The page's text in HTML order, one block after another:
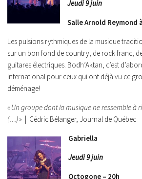
Jeudi 9 juin
Salle Arnold Reymond
Les pulsions rythmiques de la musique
sur un bon fond de country, de rock franc,
guitares électriques. Bodh’Aktan, c’est
international pour ceux qui ont déjà vu ce
déménage!
« Un groupe dont la musique ne ressemble à
(…) » | Cédric Bélanger, Journal de Québec
Gabriella
Jeudi 9 juin
Octogone – 20h